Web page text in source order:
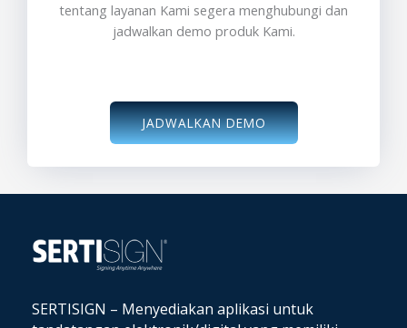
tentang layanan Kami segera menghubungi dan
jadwalkan demo produk Kami.
JADWALKAN DEMO
SERTISIGN – Menyediakan aplikasi untuk